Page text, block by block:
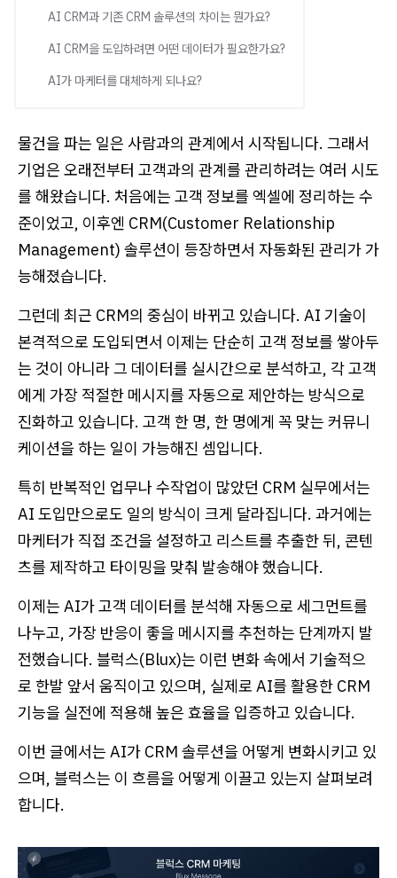
AI CRM과 기존 CRM 솔루션의 차이는 뭔가요?
AI CRM을 도입하려면 어떤 데이터가 필요한가요?
AI가 마케터를 대체하게 되나요?
물건을 파는 일은 사람과의 관계에서 시작됩니다. 그래서
기업은 오래전부터 고객과의 관계를 관리하려는 여러 시도
를 해왔습니다. 처음에는 고객 정보를 엑셀에 정리하는 수
준이었고, 이후엔 CRM(Customer Relationship
Management) 솔루션이 등장하면서 자동화된 관리가 가
능해졌습니다.
그런데 최근 CRM의 중심이 바뀌고 있습니다. AI 기술이
본격적으로 도입되면서 이제는 단순히 고객 정보를 쌓아두
는 것이 아니라 그 데이터를 실시간으로 분석하고, 각 고객
에게 가장 적절한 메시지를 자동으로 제안하는 방식으로
진화하고 있습니다. 고객 한 명, 한 명에게 꼭 맞는 커뮤니
케이션을 하는 일이 가능해진 셈입니다.
특히 반복적인 업무나 수작업이 많았던 CRM 실무에서는
AI 도입만으로도 일의 방식이 크게 달라집니다. 과거에는
마케터가 직접 조건을 설정하고 리스트를 추출한 뒤, 콘텐
츠를 제작하고 타이밍을 맞춰 발송해야 했습니다.
이제는 AI가 고객 데이터를 분석해 자동으로 세그먼트를
나누고, 가장 반응이 좋을 메시지를 추천하는 단계까지 발
전했습니다. 블럭스(Blux)는 이런 변화 속에서 기술적으
로 한발 앞서 움직이고 있으며, 실제로 AI를 활용한 CRM
기능을 실전에 적용해 높은 효율을 입증하고 있습니다.
이번 글에서는 AI가 CRM 솔루션을 어떻게 변화시키고 있
으며, 블럭스는 이 흐름을 어떻게 이끌고 있는지 살펴보려
합니다.